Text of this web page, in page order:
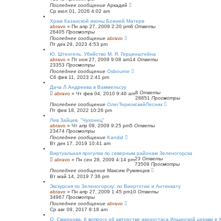
й
п
о
и
с
к
Последнее сообщение Аркадий
Ср июл 01, 2026 4:02 am
Храм Казанской иконы Божией Матери
abravo » Пн апр 27, 2009 2:20 pm6 Ответы
26405 Просмотры
Последнее сообщение abravo
Пт дек 29, 2023 4:53 pm
Ю. Штенгель. Убийство М. Я. Герценштейна
abravo » Пт ноя 27, 2009 9:08 am14 Ответы
23353 Просмотры
Последнее сообщение Osbourne
Сб фев 11, 2023 2:41 pm
Дача Л.Андреева в Ваммельсуу
abravo » Чт фев 04, 2010 9:46 am8 Ответы
28851 Просмотры
Последнее сообщение ОлегТериокскийЛесник
Пт фев 18, 2022 10:26 pm
Лев Зайцев. "Чухонец"
abravo » Чт апр 09, 2009 9:25 pm5 Ответы
23474 Просмотры
Последнее сообщение Kandid
Вт дек 17, 2019 10:41 am
Виртуальная прогулка по северным районам Зеленогорска
abravo » Пн сен 28, 2009 4:14 pm23 Ответы
73509 Просмотры
Последнее сообщение Максим Румянцев
Вт май 14, 2019 7:36 pm
Экскурсия по Зеленогорску: по Виертотие и Антинкату
abravo » Пн апр 27, 2009 1:45 pm10 Ответы
34967 Просмотры
Последнее сообщение abravo
Ср авг 09, 2017 8:18 am
O. Смирнова. К вопросу об авторстве иконостаса Ильинской церкви в